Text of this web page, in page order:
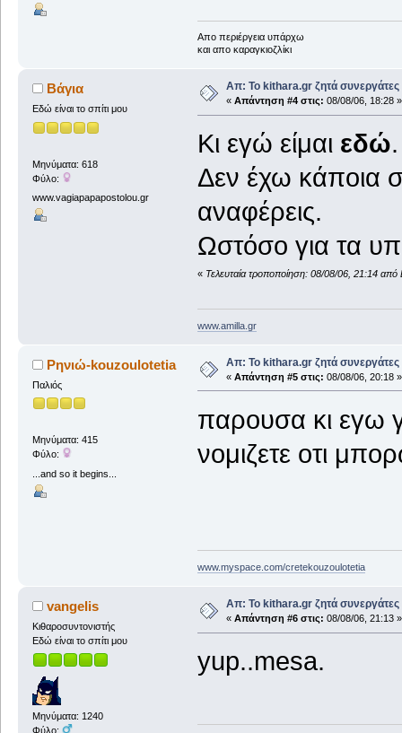
Απο περιέργεια υπάρχω
και απο καραγκιοζλίκι
Bάγια
Εδώ είναι το σπίτι μου
Μηνύματα: 618
Φύλο:
www.vagiapapapostolou.gr
Απ: Το kithara.gr ζητά συνεργάτες
« Απάντηση #4 στις: 08/08/06, 18:28 »
Κι εγώ είμαι εδώ.
Δεν έχω κάποια
αναφέρεις.
Ωστόσο για τα
« Τελευταία τροποποίηση: 08/08/06, 21:14 από
www.amilla.gr
Ρηνιώ-kouzoulotetia
Παλιός
Μηνύματα: 415
Φύλο:
...and so it begins...
Απ: Το kithara.gr ζητά συνεργάτες
« Απάντηση #5 στις: 08/08/06, 20:18 »
παρουσα κι εγω
νομιζετε οτι
www.myspace.com/cretekouzoulotetia
vangelis
Κιθαροσυντονιστής
Εδώ είναι το σπίτι μου
Μηνύματα: 1240
Φύλο:
Απ: Το kithara.gr ζητά συνεργάτες
« Απάντηση #6 στις: 08/08/06, 21:13 »
yup..mesa.